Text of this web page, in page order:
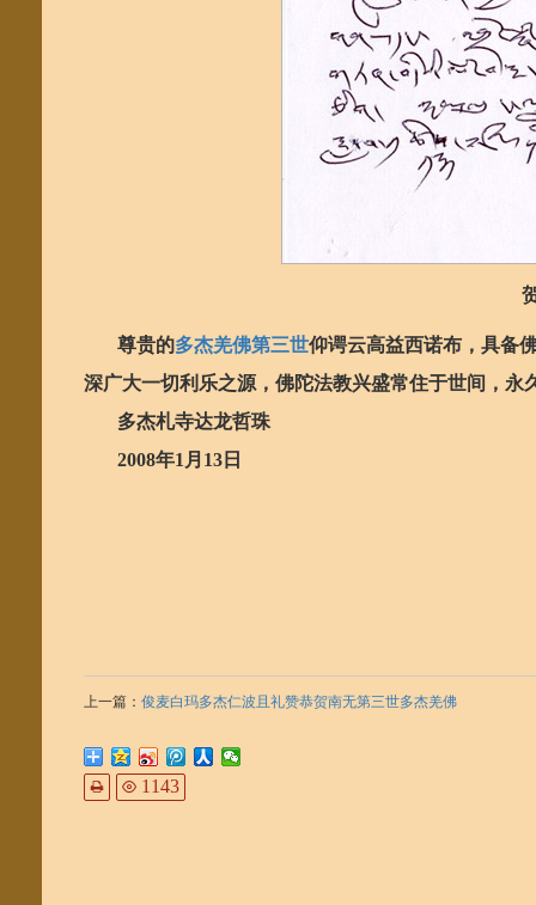
尊贵的多杰羌佛第三世仰谔云高益西诺布，具备
深广大一切利乐之源，佛陀法教兴盛常住于世间，永
多杰札寺达龙哲珠
2008年1 月 13 日
上一篇： 俊麦白玛多杰仁波且礼赞恭贺南无第三世多杰羌佛
1143